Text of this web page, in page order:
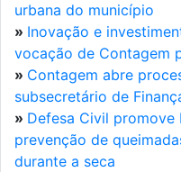
urbana do município
» Inovação e
vocação de Contagem
» Contagem abre
subsecretário de
» Defesa Civil
prevenção de
durante a seca